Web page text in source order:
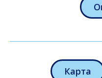
Карта